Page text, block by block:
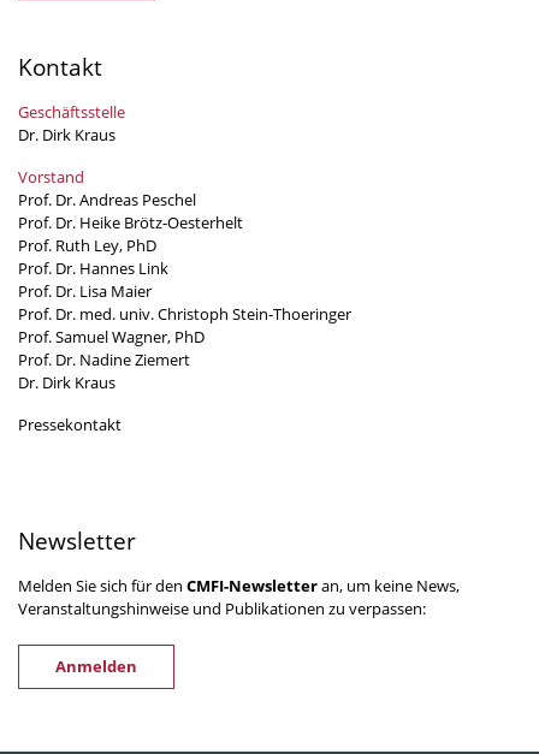
Kontakt
Geschäftsstelle
Dr. Dirk Kraus
Vorstand
Prof. Dr. Andreas Peschel
Prof. Dr. Heike Brötz-Oesterhelt
Prof. Ruth Ley, PhD
Prof. Dr. Hannes Link
Prof. Dr. Lisa Maier
Prof. Dr. med. univ. Christoph Stein-Thoeringer
Prof. Samuel Wagner, PhD
Prof. Dr. Nadine Ziemert
Dr. Dirk Kraus
Pressekontakt
Newsletter
Melden Sie sich für den CMFI-Newsletteran, um keine News,
Veranstaltungshinweise und Publikationen zu verpassen:
Anmelden